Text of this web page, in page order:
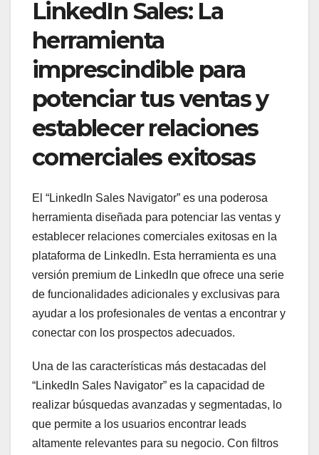
LinkedIn Sales: La
herramienta
imprescindible para
potenciar tus ventas y
establecer relaciones
comerciales exitosas
El “LinkedIn Sales Navigator” es una poderosa
herramienta diseñada para potenciar las ventas y
establecer relaciones comerciales exitosas en la
plataforma de LinkedIn. Esta herramienta es una
versión premium de LinkedIn que ofrece una serie
de funcionalidades adicionales y exclusivas para
ayudar a los profesionales de ventas a encontrar y
conectar con los prospectos adecuados.
Una de las características más destacadas del
“LinkedIn Sales Navigator” es la capacidad de
realizar búsquedas avanzadas y segmentadas, lo
que permite a los usuarios encontrar leads
altamente relevantes para su negocio. Con filtros